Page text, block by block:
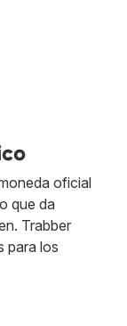
oficial
que da
Trabber
para los